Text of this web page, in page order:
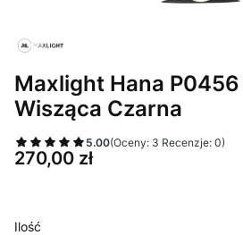
Maxlight Hana
Wisząca Czarna
5.00(Oceny: 3 Recenzje: 0)
Cena
270,00 zł
Ilość